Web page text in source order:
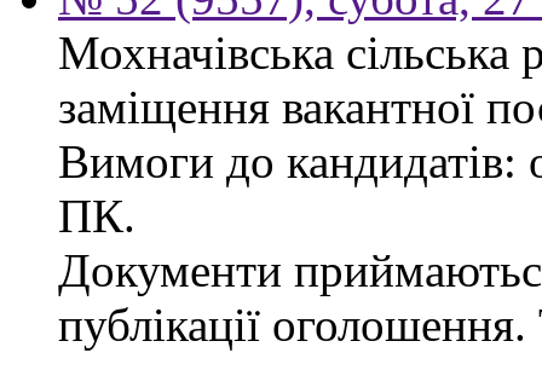
Мохначівська
заміщення вакантної
Вимоги до кандидатів:
ПК.
Документи
публікації